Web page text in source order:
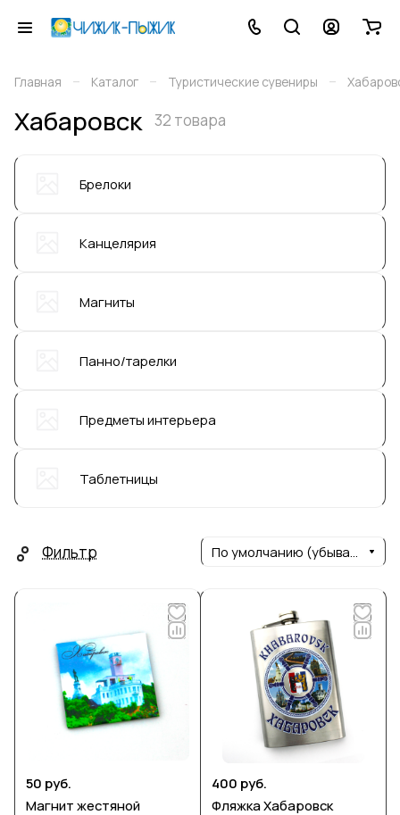
Главная – Каталог – Туристические сувениры –
Хабаровск 32 товара
Брелоки
Канцелярия
Магниты
Панно/тарелки
Предметы интерьера
Таблетницы
Фильтр По умолчанию (убывание)
50 руб.
Магнит жестяной
400 руб.
Фляжка Хабаровск